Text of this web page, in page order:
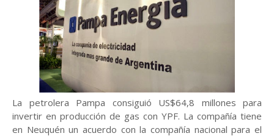
La petrolera Pampa consiguió US$64,8 millones para
invertir en producción de gas con YPF. La compañía tiene
en Neuquén un acuerdo con la compañía nacional para el